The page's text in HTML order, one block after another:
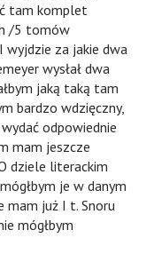
tam komplet
/5 tomów
wyjdzie za jakie dwa
wysłał dwa
jaką taką tam
bardzo wdzięczny,
odpowiednie
mam jeszcze
dziele literackim
je w danym
mam już I t. Snoru
mógłbym